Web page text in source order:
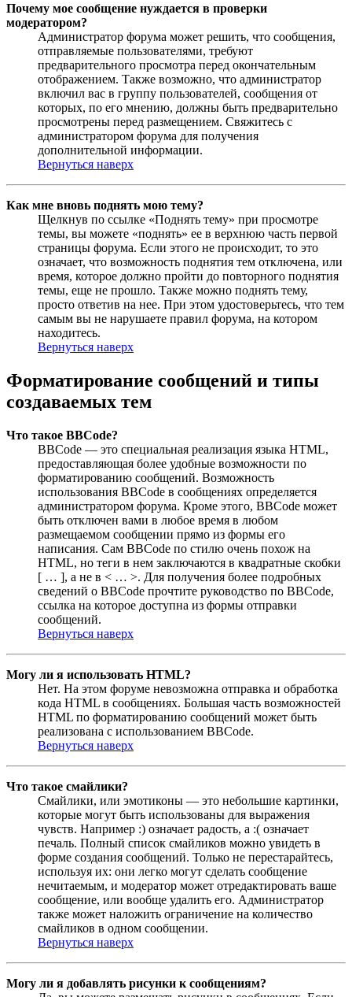
Почему мое сообщение нуждается в проверки
модератором?
Администратор форума может решить, что сообщения,
отправляемые пользователями, требуют
предварительного просмотра перед окончательным
отображением. Также возможно, что администратор
включил вас в группу пользователей, сообщения от
которых, по его мнению, должны быть предварительно
просмотрены перед размещением. Свяжитесь с
администратором форума для получения
дополнительной информации.
Вернуться наверх
Как мне вновь поднять мою тему?
Щелкнув по ссылке «Поднять тему» при просмотре
темы, вы можете «поднять» ее в верхнюю часть первой
страницы форума. Если этого не происходит, то это
означает, что возможность поднятия тем отключена, или
время, которое должно пройти до повторного поднятия
темы, еще не прошло. Также можно поднять тему,
просто ответив на нее. При этом удостоверьтесь, что тем
самым вы не нарушаете правил форума, на котором
находитесь.
Вернуться наверх
Форматирование сообщений и типы
создаваемых тем
Что такое BBCode?
BBCode — это специальная реализация языка HTML,
предоставляющая более удобные возможности по
форматированию сообщений. Возможность
использования BBCode в сообщениях определяется
администратором форума. Кроме этого, BBCode может
быть отключен вами в любое время в любом
размещаемом сообщении прямо из формы его
написания. Сам BBCode по стилю очень похож на
HTML, но теги в нем заключаются в квадратные скобки
[ … ], а не в < … >. Для получения более подробных
сведений о BBCode прочтите руководство по BBCode,
ссылка на которое доступна из формы отправки
сообщений.
Вернуться наверх
Могу ли я использовать HTML?
Нет. На этом форуме невозможна отправка и обработка
кода HTML в сообщениях. Большая часть возможностей
HTML по форматированию сообщений может быть
реализована с использованием BBCode.
Вернуться наверх
Что такое смайлики?
Смайлики, или эмотиконы — это небольшие картинки,
которые могут быть использованы для выражения
чувств. Например :) означает радость, а :( означает
печаль. Полный список смайликов можно увидеть в
форме создания сообщений. Только не перестарайтесь,
используя их: они легко могут сделать сообщение
нечитаемым, и модератор может отредактировать ваше
сообщение, или вообще удалить его. Администратор
также может наложить ограничение на количество
смайликов в одном сообщении.
Вернуться наверх
Могу ли я добавлять рисунки к сообщениям?